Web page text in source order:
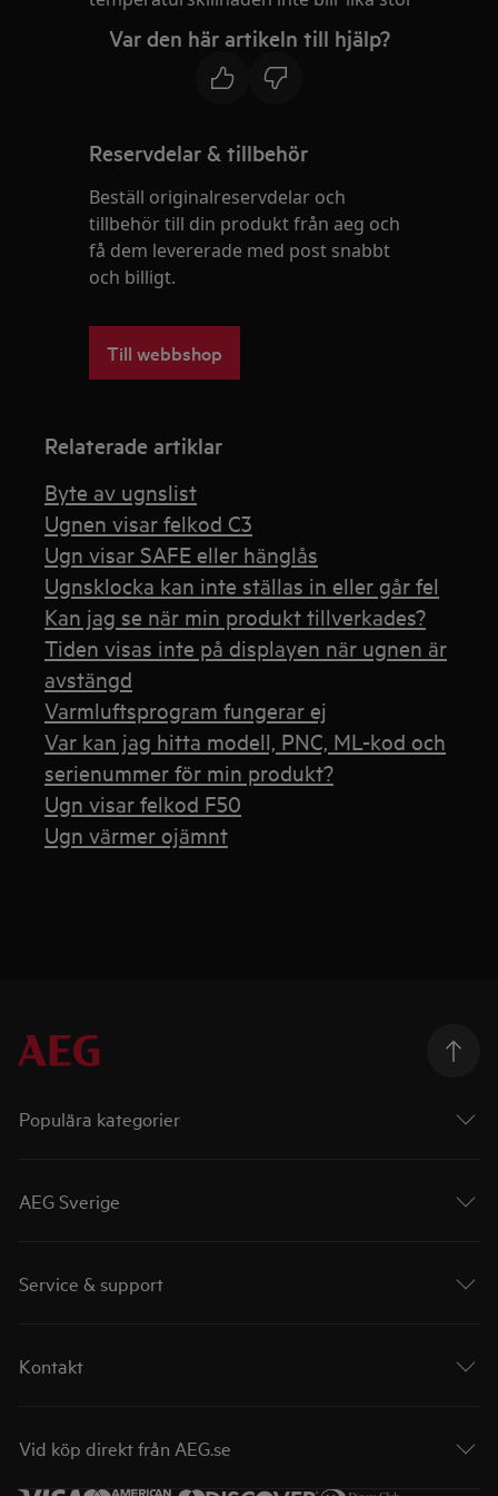
Var den här artikeln till hjälp?
Reservdelar & tillbehör
Beställ originalreservdelar och
tillbehör till din produkt från aeg och
få dem levererade med post snabbt
och billigt.
Till webbshop
Relaterade artiklar
Byte av ugnslist
Ugnen visar felkod C3
Ugn visar SAFE eller hänglås
Ugnsklocka kan inte ställas in eller går fel
Kan jag se när min produkt tillverkades?
Tiden visas inte på displayen när ugnen är
avstängd
Varmluftsprogram fungerar ej
Var kan jag hitta modell, PNC, ML-kod och
serienummer för min produkt?
Ugn visar felkod F50
Ugn värmer ojämnt
Populära kategorier
AEG Sverige
Service & support
Kontakt
Vid köp direkt från AEG.se